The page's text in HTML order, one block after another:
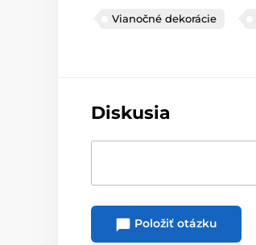
Vianočné dekorácie
Diskusia
Položiť otázku